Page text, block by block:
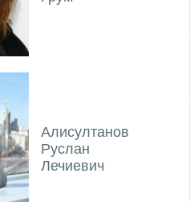
Алисултанов
Руслан
Лечиевич